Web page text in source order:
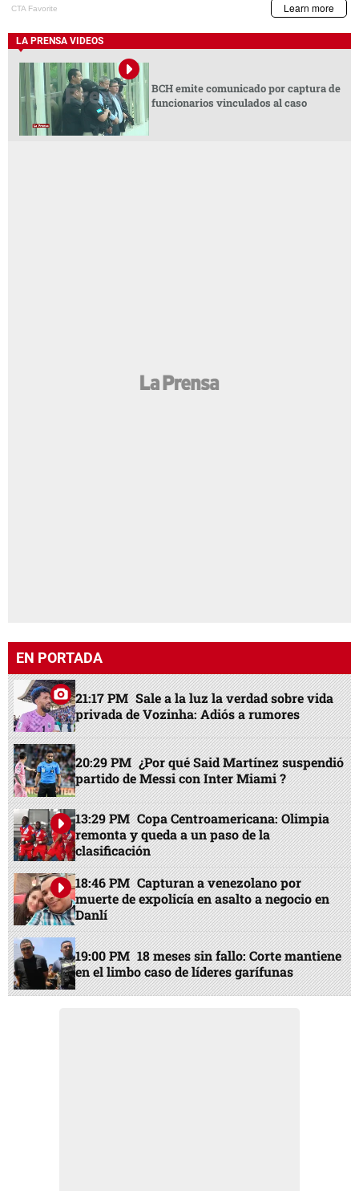
LA PRENSA VIDEOS
BCH emite comunicado por captura de
funcionarios vinculados al caso
EN PORTADA
21:17 PM Sale a la luz la verdad sobre vida
privada de Vozinha: Adiós a rumores
20:29 PM ¿Por qué Said Martínez suspendió
partido de Messi con Inter Miami ?
13:29 PM Copa Centroamericana: Olimpia
remonta y queda a un paso de la
clasificación
18:46 PM Capturan a venezolano por
muerte de expolicía en asalto a negocio en
Danlí
19:00 PM 18 meses sin fallo: Corte mantiene
en el limbo caso de líderes garífunas